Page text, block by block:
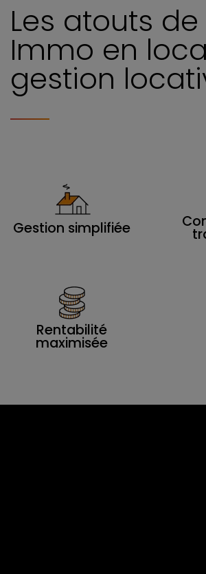
Les atouts
Immo en
gestion
Gestion simplifiée
Rentabilité
maximisée